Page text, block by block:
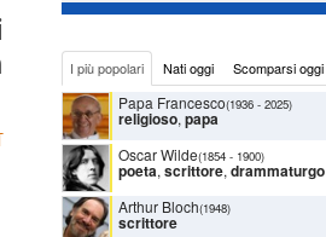
I più popolari Nati oggi Scomparsi oggi
Papa Francesco(1936 - 2025)
religioso, papa
Oscar Wilde(1854 - 1900)
poeta, scrittore, drammaturgo
Arthur Bloch(1948)
scrittore